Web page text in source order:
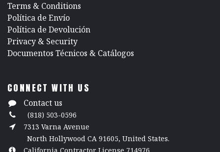
​Terms & Conditions
Política de Envío
Política de Devolución
​Privacy & Security
​Documentos Técnicos & Catálogos
CONNECT WITH US
Contact us
(818) 503-0596
7313 Varna Avenue
North Hollywood CA 91605, United States.